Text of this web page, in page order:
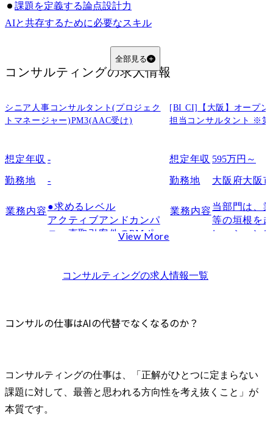
課題を定義する論点設計力
AIと共存するために必要なスキル
知識のアップデート
コンサルタントを失業しないためのAI活用法
データ分析・リサーチ業務でのAI活用
戦略立案・課題解決におけるAIの役割
AIに代替される可能性が高いコンサル業務
AI活用がキャリア形成に与える影響
AIスキルを持つコンサルのキャリアパス
コンサル AIに関するよくある質問
Q3.コンサルがAIを学ぶ方法はありますか？
全部見る
コンサルティングの求人情報
シニア人事コンサルタント(プロジェク
トマネージャー)PM3(AAC受け)
想定年収 -
勤務地 -
業務内容 ●求めるレベル
アクティブアンドカンパ
ニー直取引案件のPMポジ
客の営業と納品を求めて
として背中を見せて納品
営業では、他の営業職が
もってきた顧客に対して
提案書の作成を行いま
View More
[BI CI]【大阪】オープン
担当コンサルタント ※第
想定年収 595万円～
勤務地 大阪府大阪市
業務内容 当部門は、
等の垣根を
レーション
ション)に関
- クライア
業支援、戦
コンサルティングの求人情報一覧
コンサルの仕事はAIの代替でなくなるのか？
コンサルティングの仕事は、「正解がひとつに定まらない
課題に対して、最善と思われる方向性を考え抜くこと」が
本質です。